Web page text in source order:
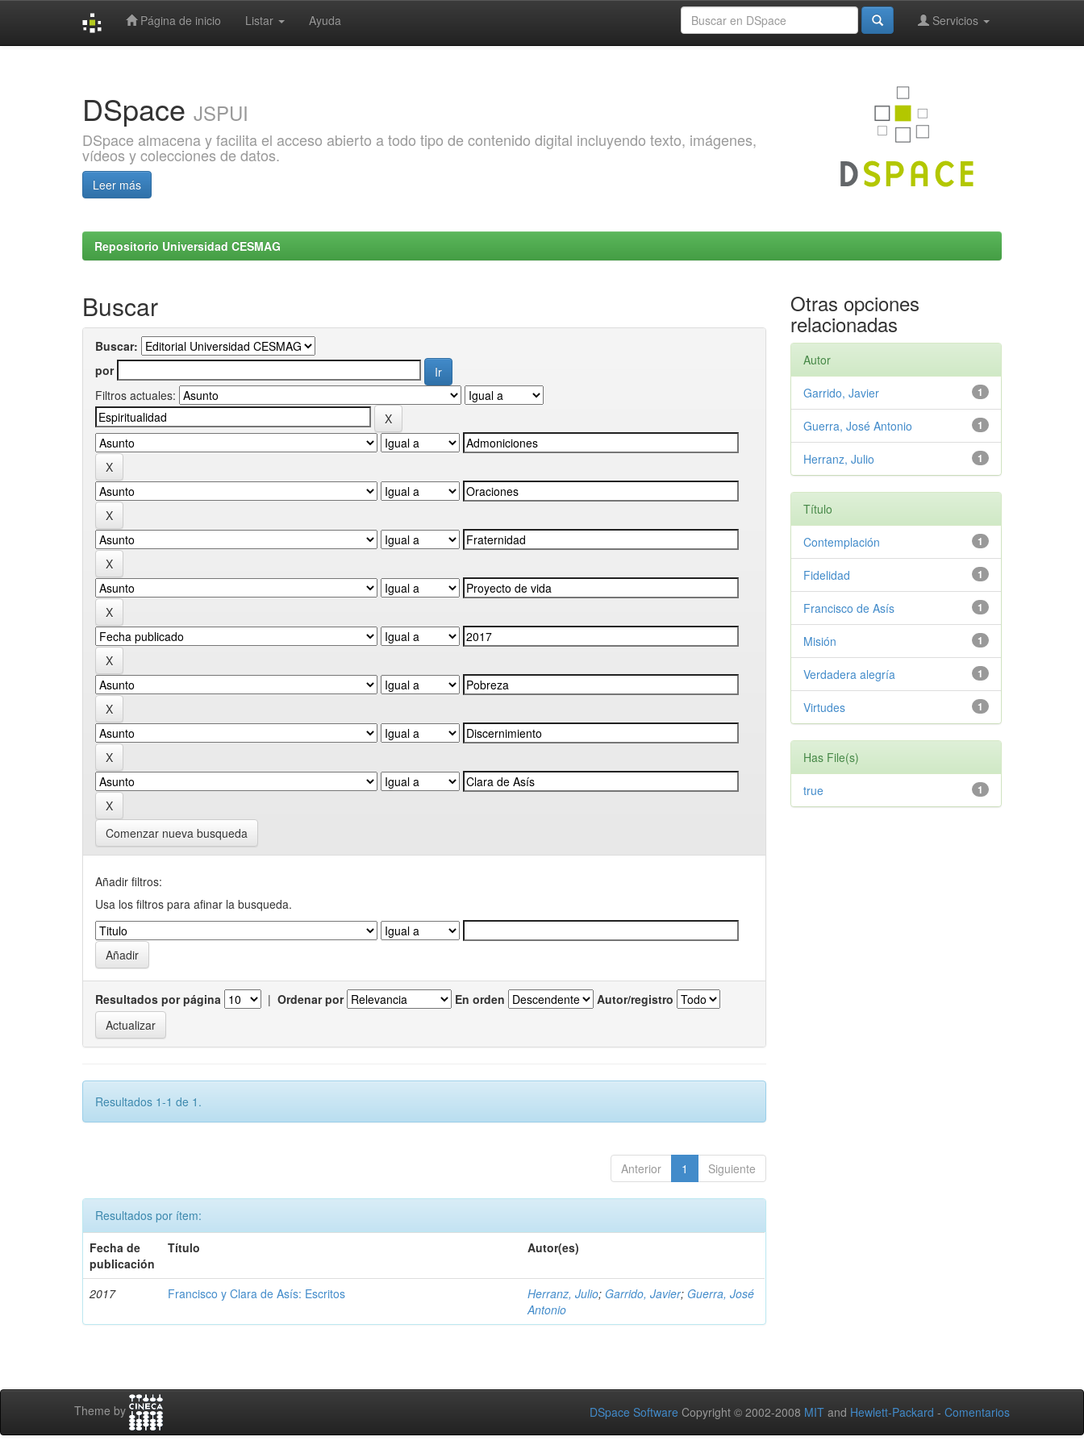
Página de inicio Listar Ayuda Servicios
DSpace JSPUI
DSpace almacena y facilita el acceso abierto a todo tipo de contenido digital incluyendo texto, imágenes,
vídeos y colecciones de datos.
Leer más
Repositorio Universidad CESMAG
Buscar
Buscar:
por
Filtros actuales:
Comenzar nueva busqueda
Añadir filtros:
Usa los filtros para afinar la busqueda.
Resultados por página | Ordenar por En orden Autor/registro
Resultados 1-1 de 1.
Anterior 1 Siguiente
Resultados por ítem:
Fecha de
publicación
Título Autor(es)
2017 Francisco y Clara de Asís: Escritos Herranz, Julio; Garrido, Javier; Guerra, José
Antonio
Otras opciones
relacionadas
Autor
1
Garrido, Javier
1
Guerra, José Antonio
1
Herranz, Julio
Título
1
Contemplación
1
Fidelidad
1
Francisco de Asís
1
Misión
1
Verdadera alegría
1
Virtudes
Has File(s)
1
true
Theme by DSpace Software Copyright © 2002-2008 MIT and Hewlett-Packard - Comentarios